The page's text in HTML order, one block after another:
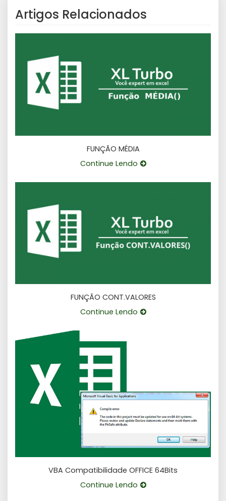
Artigos Relacionados
FUNÇÃO MÉDIA
Continue Lendo
FUNÇÃO CONT.VALORES
Continue Lendo
VBA Compatibilidade OFFICE 64Bits
Continue Lendo